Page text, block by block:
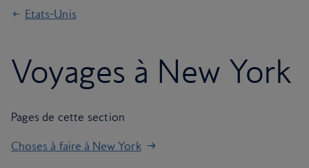
Etats-Unis
Voyages à New York
Pages de cette section
Choses à faire à New York